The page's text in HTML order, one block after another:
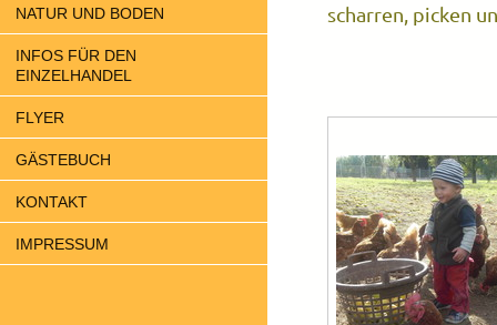
NATUR UND BODEN
INFOS FÜR DEN
EINZELHANDEL
FLYER
GÄSTEBUCH
KONTAKT
IMPRESSUM
scharren, picken